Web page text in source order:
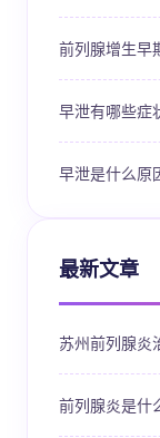
前列腺增生早
早泄有哪些症
早泄是什么原
最新文章
苏州前列腺炎
前列腺炎是什